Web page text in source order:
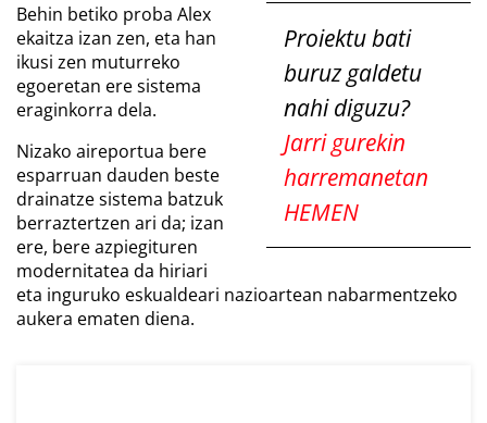
Proiektu bati
buruz galdetu
nahi diguzu?
Jarri gurekin
harremanetan
HEMEN
Behin betiko proba Alex
ekaitza izan zen, eta han
ikusi zen muturreko
egoeretan ere sistema
eraginkorra dela.
Nizako aireportua bere
esparruan dauden beste
drainatze sistema batzuk
berraztertzen ari da; izan
ere, bere azpiegituren
modernitatea da hiriari
eta inguruko eskualdeari nazioartean nabarmentzeko
aukera ematen diena.